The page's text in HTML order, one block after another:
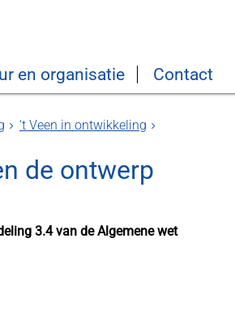
en organisatie Contact
‘t Veen in ontwikkeling
de ontwerp
3.4 van de Algemene wet